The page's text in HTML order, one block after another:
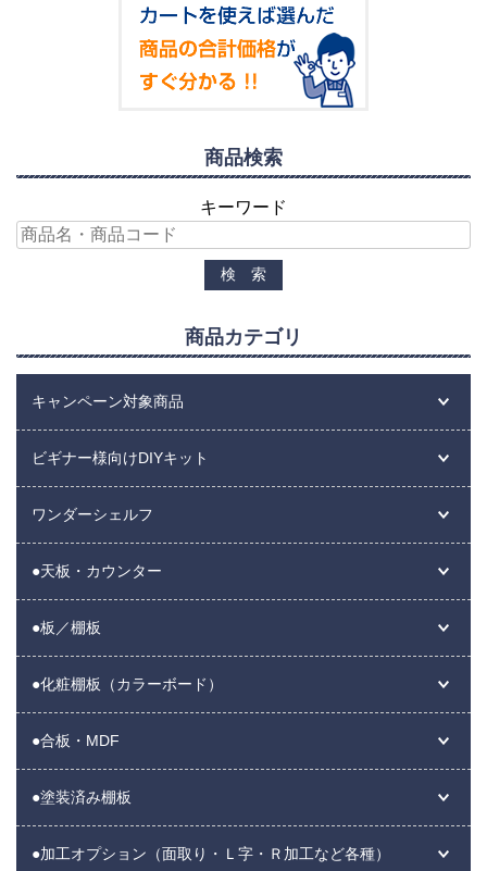
商品検索
キーワード
商品カテゴリ
キャンペーン対象商品
ビギナー様向けDIYキット
ワンダーシェルフ
●天板・カウンター
●板／棚板
●化粧棚板（カラーボード）
●合板・MDF
●塗装済み棚板
●加工オプション（面取り・Ｌ字・Ｒ加工など各種）